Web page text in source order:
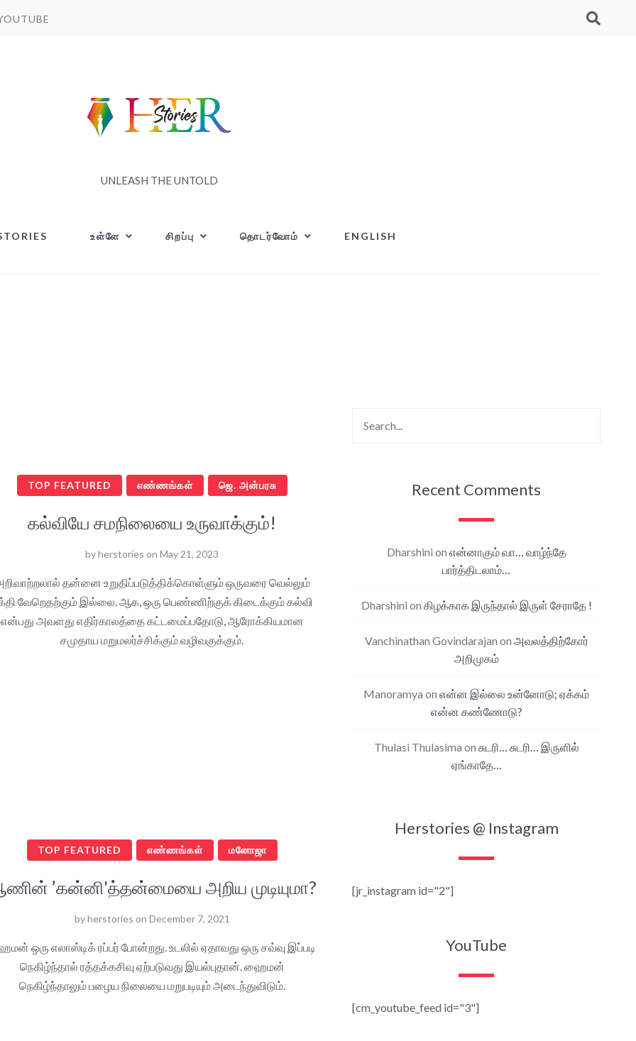
UNLEASH THE UNTOLD
உள்ளே சிறப்பு தொடர்வோம் ENGLISH
TOP FEATURED எண்ணங்கள் ஜெ. அன்பரசு
கல்வியே சமநிலையை உருவாக்கும்!
byherstories on May 21, 2023
தன்னை உறுதிப்படுத்திக்கொள்ளும் ஒருவரை வெல்லும்
வேறெதற்கும் இல்லை. ஆக, ஒரு பெண்ணிற்குக் கிடைக்கும் கல்வி
என்பது அவளது எதிர்காலத்தை கட்டமைப்பதோடு, ஆரோக்கியமான
சமுதாய மறுமலர்ச்சிக்கும் வழிவகுக்கும்.
TOP FEATURED எண்ணங்கள் மனோஜா
’கன்னி'த்தன்மையை அறிய முடியுமா?
byherstories on December 7, 2021
ஒரு எலாஸ்டிக் ரப்பர் போன்றது. உடலில் ஏதாவது ஒரு சவ்வு இப்படி
நெகிழ்ந்தால் ரத்தக்கசிவு ஏற்படுவது இயல்புதான். ஹைமன்
நெகிழ்ந்தாலும் பழைய நிலையை மறுபடியும் அடைந்துவிடும்.
Recent Comments
Dharshini on என்னாகும் வா… வாழ்ந்தே
பார்த்திடலாம்…
Dharshini on கிழக்காக இருந்தால் இருள் சேராதே !
Vanchinathan Govindarajan on அவலத்திற்கோர்
அறிமுகம்
Manoramya on என்ன இல்லை உன்னோடு; ஏக்கம்
என்ன கண்ணோடு?
Thulasi Thulasima on சுடரி… சுடரி… இருளில்
ஏங்காதே…
Herstories @ Instagram
[jr_instagram id="2"]
YouTube
[cm_youtube_feed id="3"]